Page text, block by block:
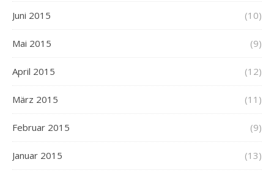
Juni 2015 (10)
Mai 2015 (9)
April 2015 (12)
März 2015 (11)
Februar 2015 (9)
Januar 2015 (13)